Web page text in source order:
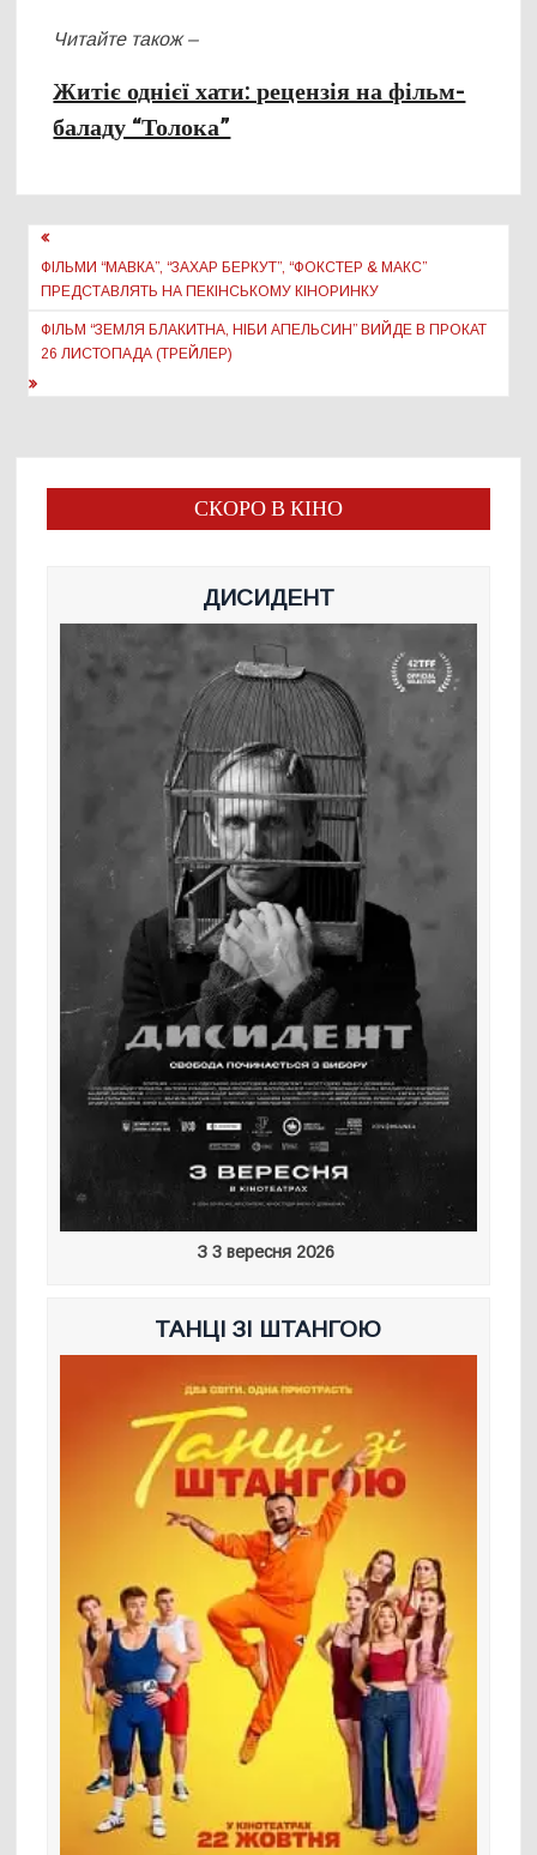
Читайте також –
Житіє однієї хати: рецензія на фільм-
баладу “Толока”
Навігація
записів
ФІЛЬМИ “МАВКА”, “ЗАХАР БЕРКУТ”, “ФОКСТЕР & МАКС”
ПРЕДСТАВЛЯТЬ НА ПЕКІНСЬКОМУ КІНОРИНКУ
ФІЛЬМ “ЗЕМЛЯ БЛАКИТНА, НІБИ АПЕЛЬСИН” ВИЙДЕ В ПРОКАТ
26 ЛИСТОПАДА (ТРЕЙЛЕР)
СКОРО В КІНО
ДИСИДЕНТ
З 3 вересня 2026
ТАНЦІ ЗІ ШТАНГОЮ